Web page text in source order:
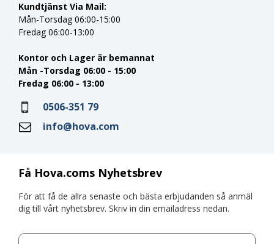
Få Hova.coms Nyhetsbrev
För att få de allra senaste och bästa erbjudanden så anmäl
dig till vårt nyhetsbrev. Skriv in din emailadress nedan.
Kundtjänst Via Mail:
Mån-Torsdag 06:00-15:00
Fredag 06:00-13:00
Kontor och Lager är bemannat
Mån -Torsdag 06:00 - 15:00
Fredag 06:00 - 13:00
0506-351 79
info@hova.com